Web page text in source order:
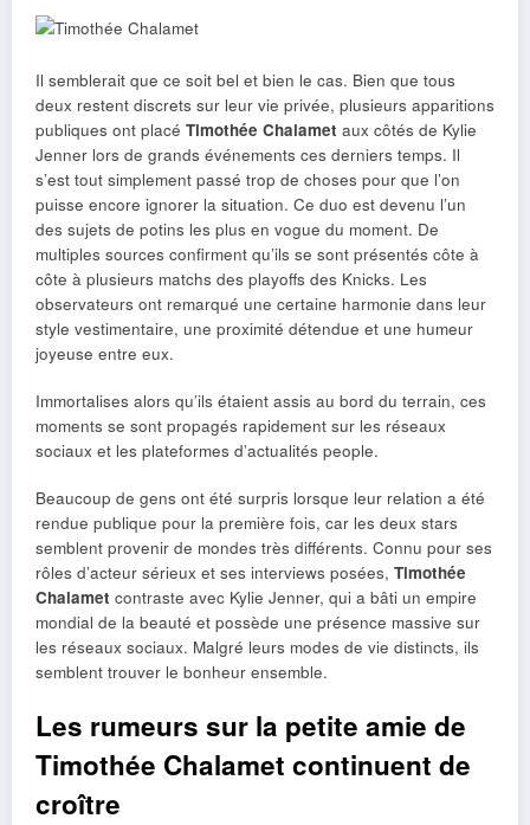
Il semblerait que ce soit bel et bien le cas. Bien que tous
deux restent discrets sur leur vie privée, plusieurs apparitions
publiques ont placé Timothée Chalamet aux côtés de Kylie
Jenner lors de grands événements ces derniers temps. Il
s’est tout simplement passé trop de choses pour que l’on
puisse encore ignorer la situation. Ce duo est devenu l’un
des sujets de potins les plus en vogue du moment. De
multiples sources confirment qu’ils se sont présentés côte à
côte à plusieurs matchs des playoffs des Knicks. Les
observateurs ont remarqué une certaine harmonie dans leur
style vestimentaire, une proximité détendue et une humeur
joyeuse entre eux.
Immortalises alors qu’ils étaient assis au bord du terrain, ces
moments se sont propagés rapidement sur les réseaux
sociaux et les plateformes d’actualités people.
Beaucoup de gens ont été surpris lorsque leur relation a été
rendue publique pour la première fois, car les deux stars
semblent provenir de mondes très différents. Connu pour ses
rôles d’acteur sérieux et ses interviews posées, Timothée
Chalamet contraste avec Kylie Jenner, qui a bâti un empire
mondial de la beauté et possède une présence massive sur
les réseaux sociaux. Malgré leurs modes de vie distincts, ils
semblent trouver le bonheur ensemble.
Les rumeurs sur la petite amie de
Timothée Chalamet continuent de
croître